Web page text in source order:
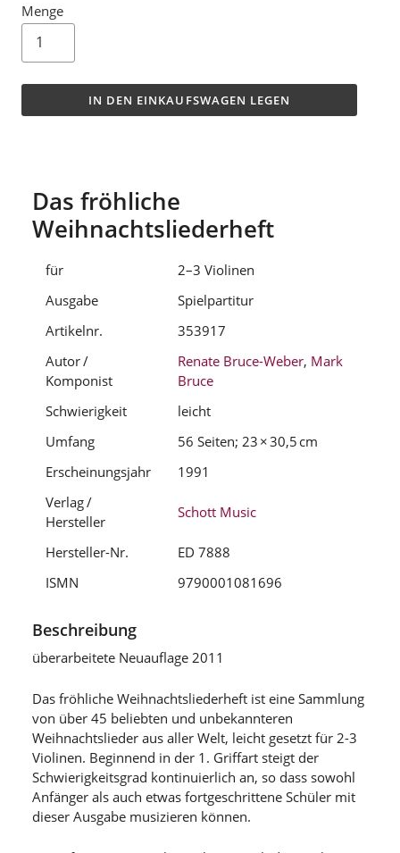
Menge
IN DEN EINKAUFSWAGEN LEGEN
Das fröhliche
Weihnachtsliederheft
für
2–3 Violinen
Ausgabe
Spielpartitur
Artikelnr.
353917
Autor /
Komponist
Renate Bruce-Weber, Mark
Bruce
Schwierigkeit
leicht
Umfang
56 Seiten; 23 × 30,5 cm
Erscheinungsjahr
1991
Verlag /
Hersteller
Schott Music
Hersteller-Nr.
ED 7888
ISMN
9790001081696
Beschreibung
überarbeitete Neuauflage 2011
Das fröhliche Weihnachtsliederheft ist eine Sammlung
von über 45 beliebten und unbekannteren
Weihnachtslieder aus aller Welt, leicht gesetzt für 2-3
Violinen. Beginnend in der 1. Griffart steigt der
Schwierigkeitsgrad kontinuierlich an, so dass sowohl
Anfänger als auch etwas fortgeschrittene Schüler mit
dieser Ausgabe musizieren können.